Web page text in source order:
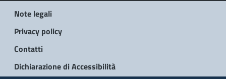
Note legali
Privacy policy
Contatti
Dichiarazione di Accessibilità